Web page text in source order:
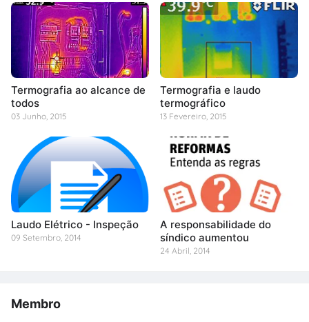
Termografia ao alcance de
todos
03 Junho, 2015
Termografia e laudo
termográfico
13 Fevereiro, 2015
Laudo Elétrico - Inspeção
09 Setembro, 2014
A responsabilidade do
síndico aumentou
24 Abril, 2014
Membro